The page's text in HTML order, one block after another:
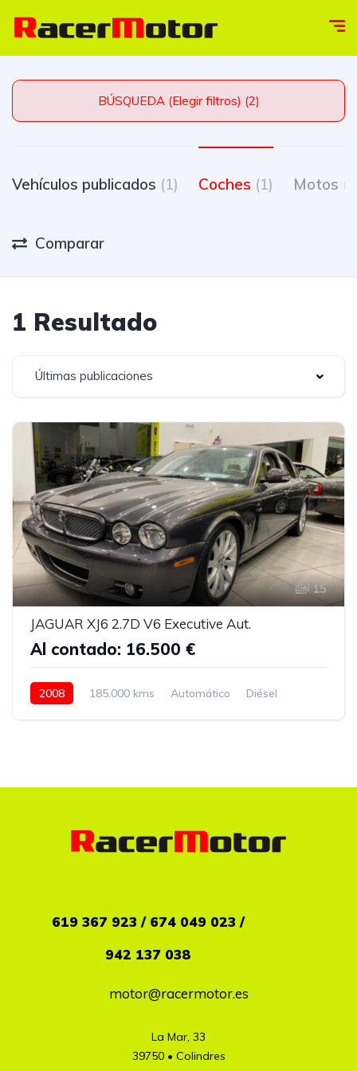
BÚSQUEDA (Elegir filtros) (2)
Vehículos publicados (1) Coches (1) Motos
Comparar
1 Resultado
Últimas publicaciones
15
JAGUAR XJ6 2.7D V6 Executive Aut.
Al contado: 16.500 €
2008 185.000 kms Automático Diésel
619 367 923 / 674 049 023 /
942 137 038
motor@racermotor.es
La Mar, 33
39750 • Colindres